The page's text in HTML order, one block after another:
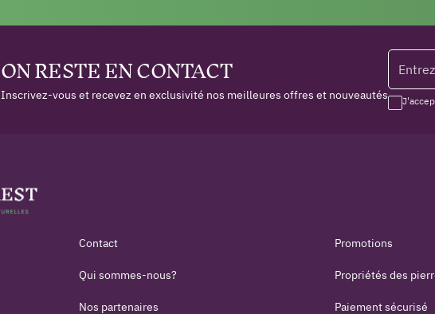
ON RESTE EN CONTACT
Inscrivez-vous et recevez en exclusivité nos meilleures offres et nouveautés
Contact
Qui sommes-nous?
Nos partenaires
Promotions
Propriétés des
Paiement sécurisé